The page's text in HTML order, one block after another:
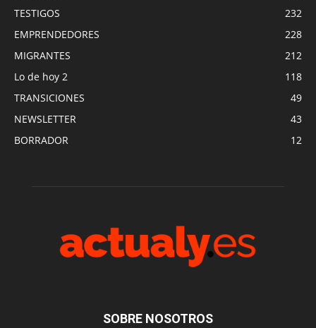
TESTIGOS
232
EMPRENDEDORES
228
MIGRANTES
212
Lo de hoy 2
118
TRANSICIONES
49
NEWSLETTER
43
BORRADOR
12
SOBRE NOSOTROS